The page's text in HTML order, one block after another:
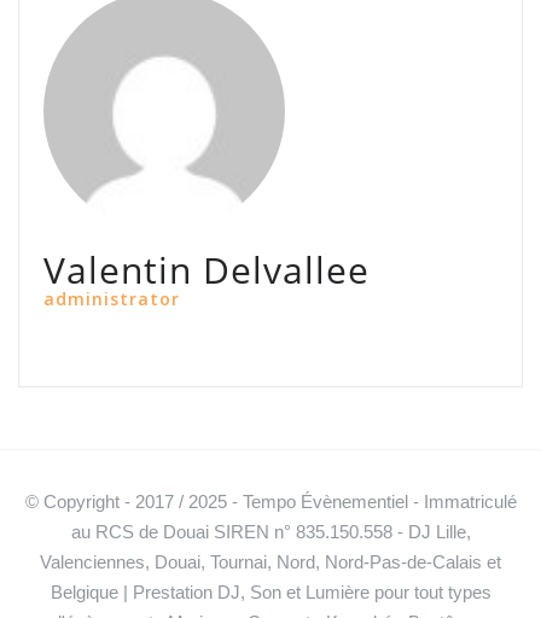
Valentin Delvallee
administrator
© Copyright - 2017 / 2025 - Tempo Évènementiel - Immatriculé
au RCS de Douai SIREN n° 835.150.558 - DJ Lille,
Valenciennes, Douai, Tournai, Nord, Nord-Pas-de-Calais et
Belgique | Prestation DJ, Son et Lumière pour tout types